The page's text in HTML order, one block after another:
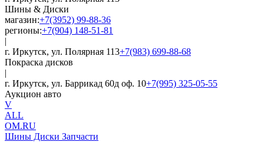
Шины & Диски
магазин:+7(3952) 99-88-36
регионы:+7(904) 148-51-81
|
г. Иркутск, ул. Полярная 113+7(983) 699-88-68
Покраска дисков
|
г. Иркутск, ул. Баррикад 60д оф. 10+7(995) 325-05-55
Аукцион авто
V
ALL
OM.RU
Шины Диски Запчасти